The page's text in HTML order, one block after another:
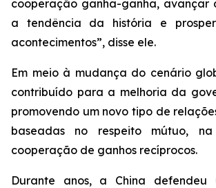
cooperação ganha-ganha, avançar
a tendência da história e
acontecimentos”, disse ele.
Em meio à mudança do cenário
contribuído para a melhoria da
promovendo um novo tipo de
baseadas no respeito mútuo,
cooperação de ganhos recíprocos.
Durante anos, a China defendeu